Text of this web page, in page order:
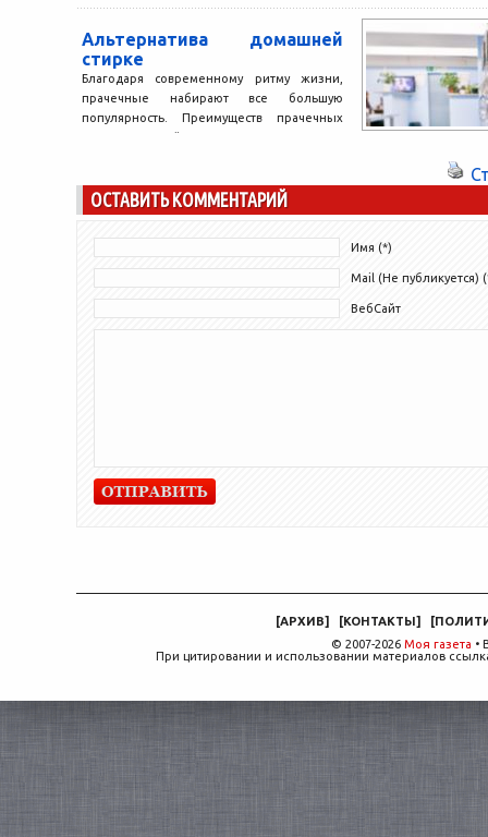
отмечаться 8
В рамках недели...
Альтернатива домашней
стирке
Благодаря современному ритму жизни,
прачечные набирают все большую
популярность. Преимуществ прачечных
перед стиркой в домашних условиях
ОСТАВИТЬ КОММЕНТАРИЙ
Имя (*)
Mail (Не публикуется)
ВебСайт
[АРХИВ] [КОНТАКТЫ] [
© 2007-2026 Моя газета •
При цитировании и использовании материалов